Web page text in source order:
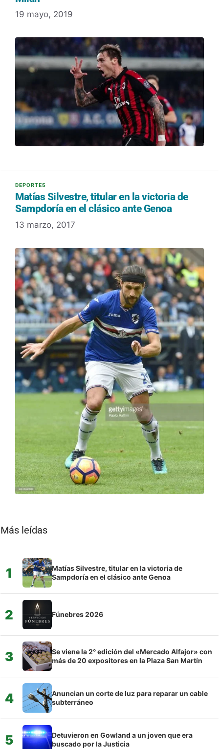
19 mayo, 2019
Matías Silvestre, titular en la victoria de
Sampdoría en el clásico ante Genoa
13 marzo, 2017
Más leídas
1
Matías Silvestre, titular en la victoria de
Sampdoría en el clásico ante Genoa
2 Fúnebres 2026
3
Se viene la 2° edición del «Mercado Alfajor» con
más de 20 expositores en la Plaza San Martín
4
Anuncian un corte de luz para reparar un cable
subterráneo
5
Detuvieron en Gowland a un joven que era
buscado por la Justicia